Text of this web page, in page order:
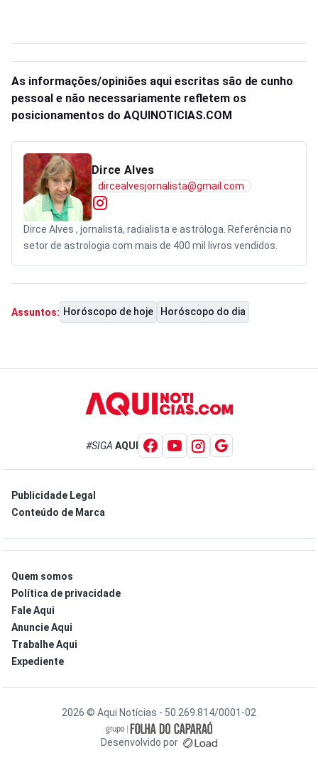
As informações/opiniões aqui escritas são de cunho
pessoal e não necessariamente refletem os
posicionamentos do AQUINOTICIAS.COM
Dirce Alves
dircealvesjornalista@gmail.com
Dirce Alves , jornalista, radialista e astróloga. Referência no
setor de astrologia com mais de 400 mil livros vendidos.
Assuntos: Horóscopo de hoje Horóscopo do dia
#SIGA AQUI
Publicidade Legal
Conteúdo de Marca
Quem somos
Política de privacidade
Fale Aqui
Anuncie Aqui
Trabalhe Aqui
Expediente
2026 © Aqui Notícias - 50.269.814/0001-02
Desenvolvido por